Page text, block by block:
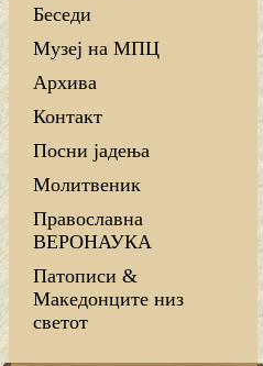
Беседи
Музеј на МПЦ
Архива
Контакт
Посни јадења
Молитвеник
Православна
ВЕРОНАУКА
Патописи &
Македонците низ
светот